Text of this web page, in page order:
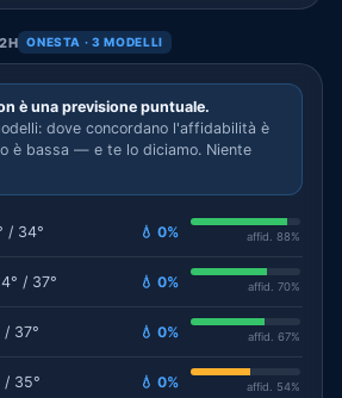
ONESTA · 3 MODELLI
è una previsione puntuale.
dove concordano l'affidabilità è
è bassa — e te lo diciamo. Niente
/ 34° 💧 0% affid. 88%
/ 37° 💧 0% affid. 70%
/ 37° 💧 0% affid. 67%
/ 35° 💧 0% affid. 54%